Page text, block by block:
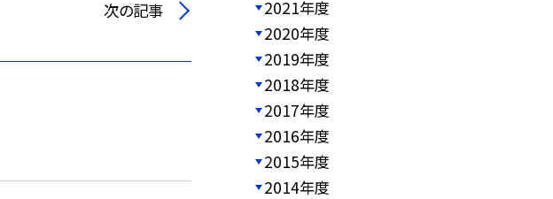
次の記事
2021年度
2020年度
2019年度
2018年度
2017年度
2016年度
2015年度
2014年度